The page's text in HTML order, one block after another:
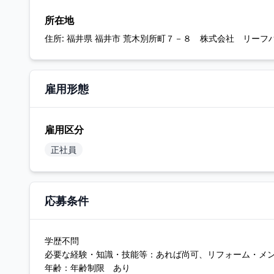
所在地
住所: 福井県 福井市 荒木別所町７－８ 株式会社 リーフ
雇用形態
雇用区分
正社員
応募条件
学歴不問
必要な経験・知識・技能等：あれば尚可、リフォーム・メ
年齢：年齢制限 あり